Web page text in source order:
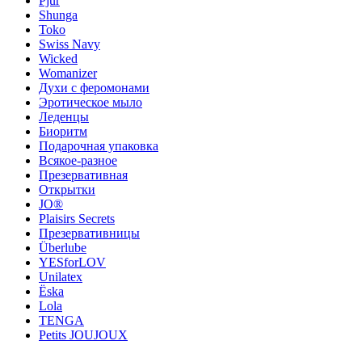
Shunga
Toko
Swiss Navy
Wicked
Womanizer
Духи с феромонами
Эротическое мыло
Леденцы
Биоритм
Подарочная упаковка
Всякое-разное
Презервативная
Открытки
JO®
Plaisirs Secrets
Презервативницы
Überlube
YESforLOV
Unilatex
Ёska
Lola
TENGA
Petits JOUJOUX